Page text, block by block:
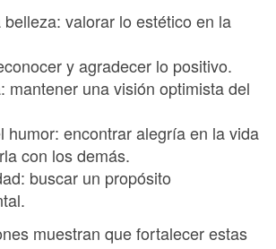
valorar lo estético en la
y agradecer lo positivo.
mantener una visión optimista del
humor: encontrar alegría en la vida
con los demás.
buscar un propósito
muestran que fortalecer estas